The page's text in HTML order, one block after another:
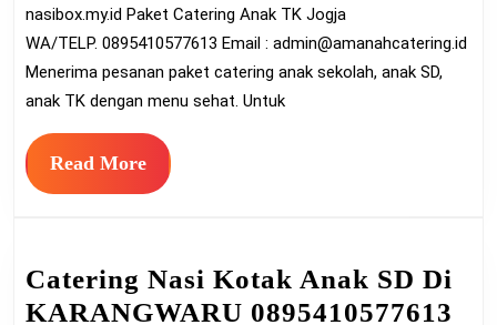
nasibox.my.id Paket Catering Anak TK Jogja
WA/TELP. 0895410577613 Email : admin@amanahcatering.id
Menerima pesanan paket catering anak sekolah, anak SD,
anak TK dengan menu sehat. Untuk
Read MoreRead
More
Catering Nasi Kotak Anak SD Di
KARANGWARU 0895410577613